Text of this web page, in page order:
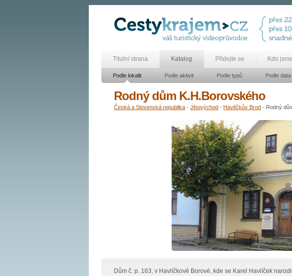
Titulní strana Katalog Přidejte se Kdo jsme
Podle lokalit Podle aktivit Podle typů Podle data
Rodný dům K.H.Borovského
Česká a Slovenská republika - Jihovýchod - Havlíčkův Brod - Rodný
Dům č. p. 163, v Havlíčkově Borové, kde se Karel Havlíček